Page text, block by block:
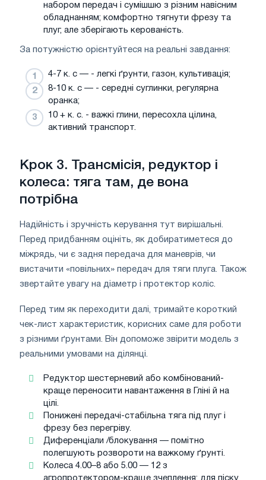
набором передач і сумішшю з різним навісним
обладнанням; комфортно тягнути фрезу та
плуг, але зберігають керованість.
За потужністю орієнтуйтеся на реальні завдання:
4-7 к. с — - легкі ґрунти, газон, культивація;
8-10 к. с — - середні суглинки, регулярна
оранка;
10 + к. с. - важкі глини, пересохла цілина,
активний транспорт.
Крок 3. Трансмісія, редуктор і
колеса: тяга там, де вона
потрібна
Надійність і зручність керування тут вирішальні.
Перед придбанням оцініть, як добиратиметеся до
міжрядь, чи є задня передача для маневрів, чи
вистачити «повільних» передач для тяги плуга. Також
звертайте увагу на діаметр і протектор коліс.
Перед тим як переходити далі, тримайте короткий
чек-лист характеристик, корисних саме для роботи
з різними ґрунтами. Він допоможе звірити модель з
реальними умовами на ділянці.
Редуктор шестерневий або комбінований-
краще переносити навантаження в Гліні й на
цілі.
Понижені передачі-стабільна тяга під плуг і
фрезу без перегріву.
Диференціали /блокування — помітно
полегшують розвороти на важкому ґрунті.
Колеса 4.00–8 або 5.00 — 12 з
агропротектором-краще зчеплення; для піску